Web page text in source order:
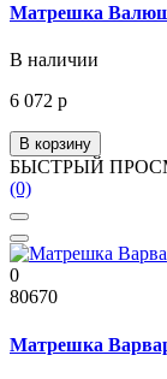
Матрешка
В наличии
6 072 р
В корзину
БЫСТРЫЙ
(0)
0
80670
Матрешка